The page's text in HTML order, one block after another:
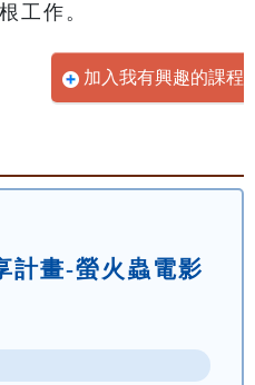
工作。
加入我有興趣的課程
計畫-螢火蟲電影